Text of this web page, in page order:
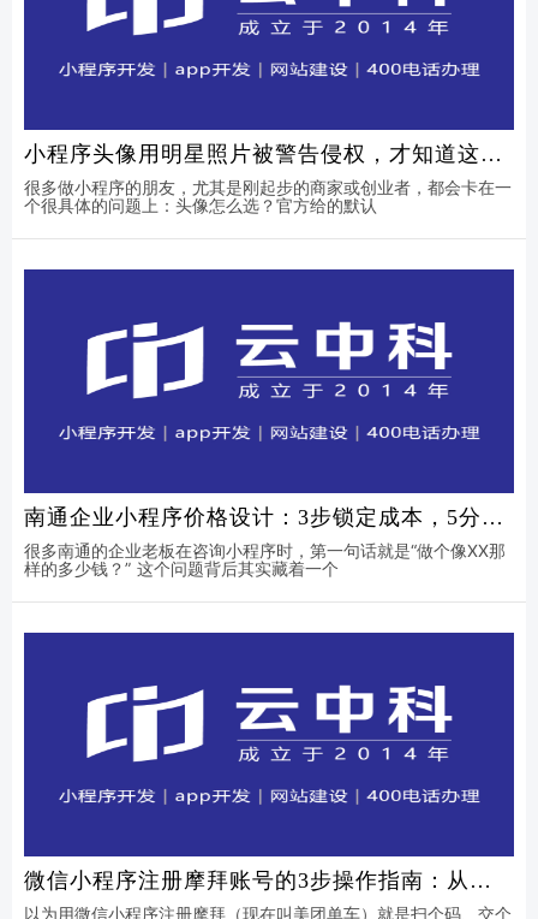
小程序头像用明星照片被警告侵权，才知道这事
有多坑
很多做小程序的朋友，尤其是刚起步的商家或创业者，都会卡在一
个很具体的问题上：头像怎么选？官方给的默认
南通企业小程序价格设计：3步锁定成本，5分钟
获取精准报价方案
很多南通的企业老板在咨询小程序时，第一句话就是“做个像XX那
样的多少钱？” 这个问题背后其实藏着一个
微信小程序注册摩拜账号的3步操作指南：从认
证到骑行只需5分钟
以为用微信小程序注册摩拜（现在叫美团单车）就是扫个码、交个